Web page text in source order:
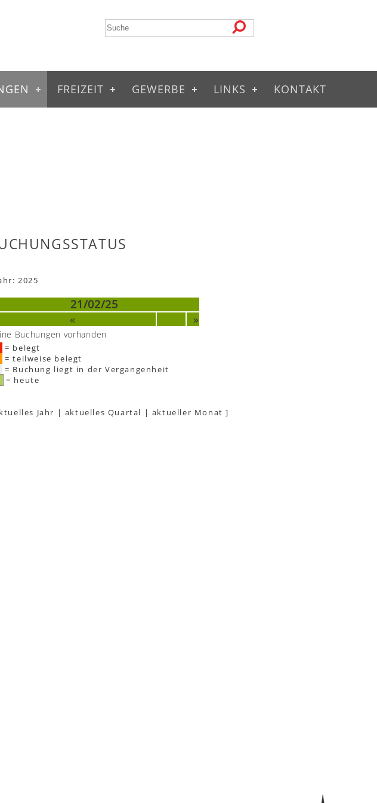
FREIZEIT GEWERBE LINKS KONTAKT
2025
21/02/25
«
»
Buchungen vorhanden
= belegt
= teilweise belegt
= Buchung liegt in der Vergangenheit
= heute
Jahr | aktuelles Quartal | aktueller Monat ]